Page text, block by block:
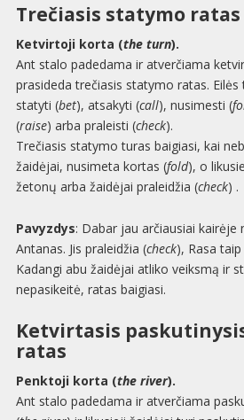
Trečiasis statymo ratas
Ketvirtoji korta (the turn).
Ant stalo padedama ir atverčiama
prasideda trečiasis statymo ratas. Eilės
statyti (bet), atsakyti (call), nusimesti (
(raise) arba praleisti (check).
Trečiasis statymo turas baigiasi, kai
žaidėjai, nusimeta kortas (fold), o
žetonų arba žaidėjai praleidžia (check) .
Pavyzdys: Dabar jau arčiausiai
Antanas. Jis praleidžia (check), Rasa
Kadangi abu žaidėjai atliko veiksmą ir
nepasikeitė, ratas baigiasi.
Ketvirtasis
ratas
Penktoji korta (the river).
Ant stalo padedama ir atverčiama